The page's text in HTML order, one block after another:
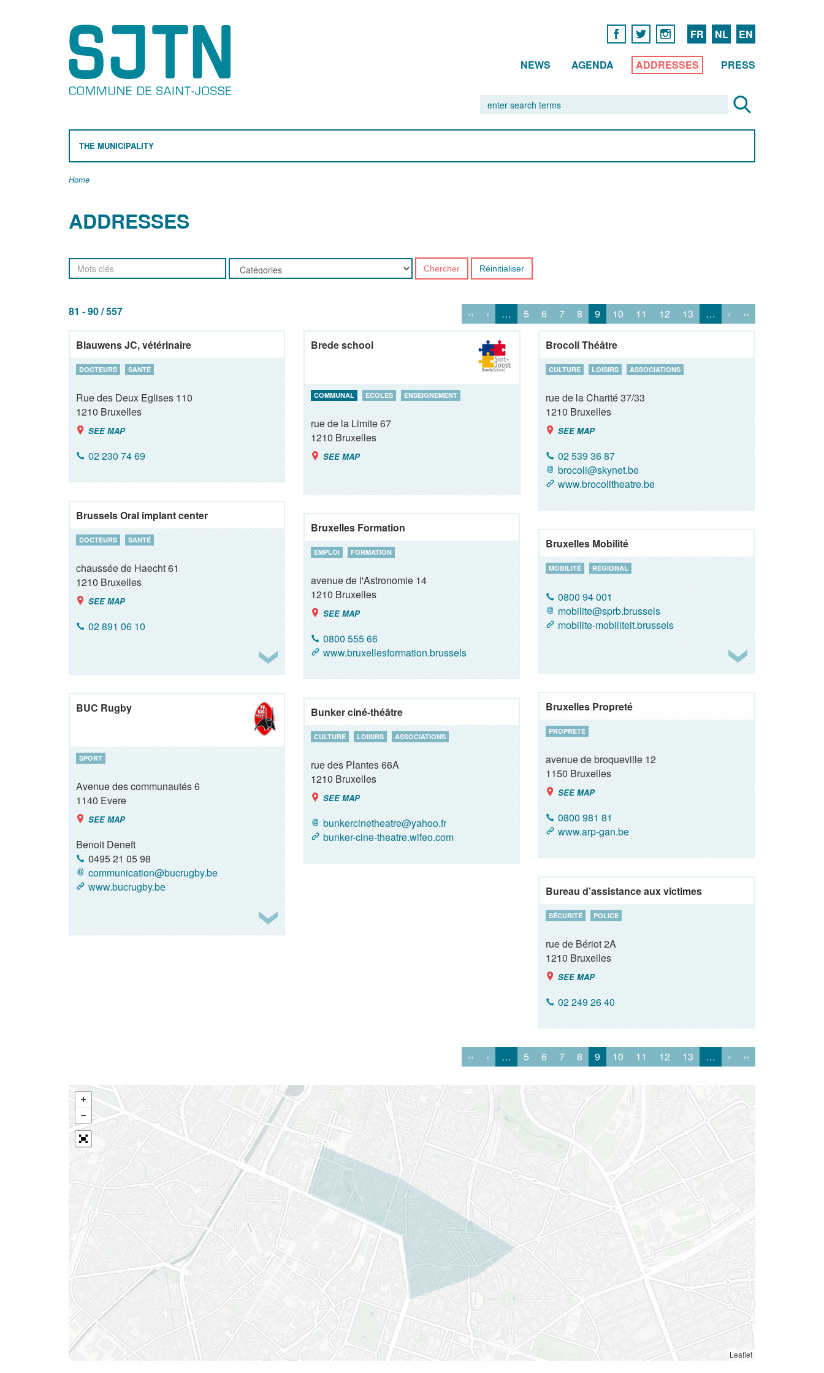
FR NL EN
NEWS AGENDA ADDRESSES PRESS
THE MUNICIPALITY
Home
ADDRESSES
Chercher Réinitialiser
81 - 90 / 557 ‹‹ ‹ … 5 6 7 8 9 10 11 12 13 … › ››
Blauwens JC, vétérinaire
DOCTEURS SANTÉ
Rue des Deux Eglises 110
1210Bruxelles
SEE MAP
02 230 74 69
Brede school
COMMUNAL ECOLES ENSEIGNEMENT
rue de la Limite 67
1210Bruxelles
SEE MAP
Brocoli Théâtre
CULTURE LOISIRS ASSOCIATIONS
rue de la Charité 37/33
1210Bruxelles
SEE MAP
02 539 36 87
brocoli@skynet.be
www.brocolitheatre.be
Brussels Oral implant center
DOCTEURS SANTÉ
chaussée de Haecht 61
1210Bruxelles
SEE MAP
02 891 06 10
Bruxelles Formation
EMPLOI FORMATION
avenue de l'Astronomie 14
1210Bruxelles
SEE MAP
0800 555 66
www.bruxellesformation.brussels
Bruxelles Mobilité
MOBILITÉ RÉGIONAL
0800 94 001
mobilite@sprb.brussels
mobilite-mobiliteit.brussels
Bruxelles Propreté
PROPRETÉ
avenue de broqueville 12
1150Bruxelles
SEE MAP
0800 981 81
www.arp-gan.be
BUC Rugby
SPORT
Avenue des communautés 6
1140Evere
SEE MAP
Benoit Deneft
0495 21 05 98
communication@bucrugby.be
www.bucrugby.be
Bunker ciné-théâtre
CULTURE LOISIRS ASSOCIATIONS
rue des Plantes 66A
1210Bruxelles
SEE MAP
bunkercinetheatre@yahoo.fr
bunker-cine-theatre.wifeo.com
Bureau d’assistance aux victimes
SÉCURITÉ POLICE
rue de Bériot 2A
1210Bruxelles
SEE MAP
02 249 26 40
‹‹ ‹ … 5 6 7 8 9 10 11 12 13 … › ››
Leaflet